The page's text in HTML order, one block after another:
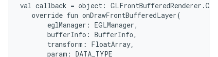
val callback = object:
   override fun onDrawFrontBufferedLayer(
       eglManager: EGLManager,
       bufferInfo: BufferInfo,
       transform: FloatArray,
       param: DATA_TYPE